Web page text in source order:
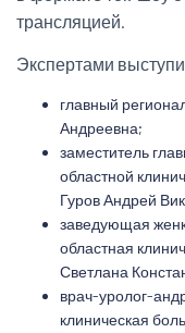
трансляцией.
Экспертами
главный
Андреевна;
заместитель
областной
Гуров Андрей
заведующая
областная
Светлана
врач-уролог-
клиническая